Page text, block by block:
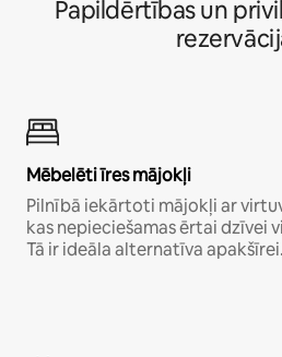
Papildērtības un
Mēbelēti īres mājokļi
Pilnībā iekārtoti mājokļi ar
kas nepieciešamas ērtai dzīvei
Tā ir ideāla alternatīva apakšīrei.